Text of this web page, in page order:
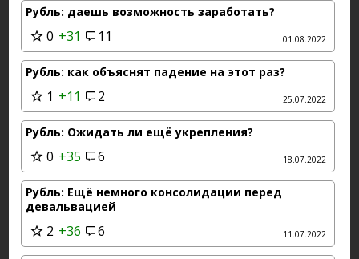
01.08.2022
Рубль: даешь возможность заработать?
0 +31 11
25.07.2022
Рубль: как объяснят падение на этот раз?
1 +11 2
18.07.2022
Рубль: Ожидать ли ещё укрепления?
0 +35 6
11.07.2022
Рубль: Ещё немного консолидации перед
девальвацией
2 +36 6